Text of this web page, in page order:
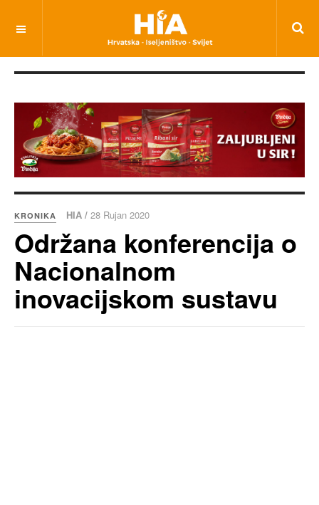
KRONIKA HIA / 28 Rujan 2020
Održana konferencija o
Nacionalnom
inovacijskom sustavu